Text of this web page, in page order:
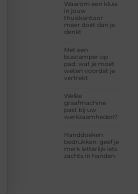
Waarom een kluis
in jouw
thuiskantoor
meer doet dan je
denkt
Met een
buscamper op
pad: wat je moet
weten voordat je
vertrekt
Welke
graafmachine
past bij uw
werkzaamheden?
Handdoeken
bedrukken: geef je
merk letterlijk iets
zachts in handen